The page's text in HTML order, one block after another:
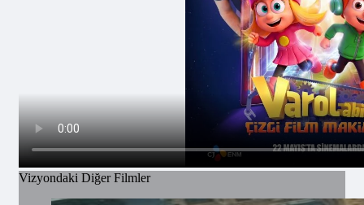
Vizyondaki Diğer Filmler